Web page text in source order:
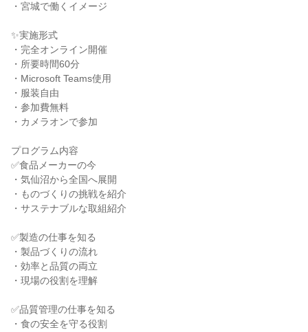
・宮城で働くイメージ
✨実施形式
・完全オンライン開催
・所要時間60分
・Microsoft Teams使用
・服装自由
・参加費無料
・カメラオンで参加
プログラム内容
✅食品メーカーの今
・気仙沼から全国へ展開
・ものづくりの挑戦を紹介
・サステナブルな取組紹介
✅製造の仕事を知る
・製品づくりの流れ
・効率と品質の両立
・現場の役割を理解
✅品質管理の仕事を知る
・食の安全を守る役割